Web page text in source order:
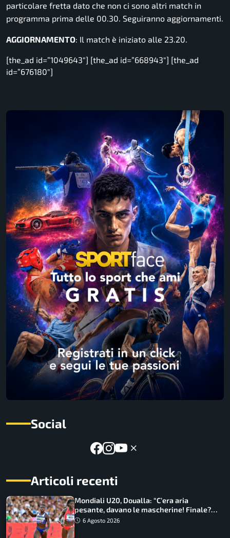
particolare fretta dato che non ci sono altri match in
programma prima delle 00.30. Seguiranno aggiornamenti.
AGGIORNAMENTO: Il match è iniziato alle 23.20.
[the_ad id=”1049643″] [the_ad id=”668943″] [the_ad
id=”676180″]
Social
Articoli recenti
Mondiali U20, Doualla: “C’era aria
pesante, davano le mascherine! Finale?
Non ho nulla da perdere”
6 Agosto 2026